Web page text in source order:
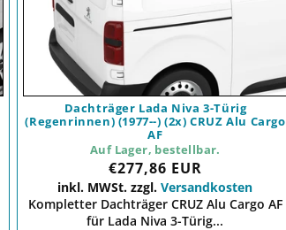
Dachträger Lada Niva 3-Türig
(Regenrinnen) (1977--) (2x) CRUZ Alu Cargo
AF
Auf Lager, bestellbar.
Preis
€277,86 EUR
inkl. MWSt. zzgl.Versandkosten
Kompletter Dachträger CRUZ Alu Cargo AF
für Lada Niva 3-Türig...